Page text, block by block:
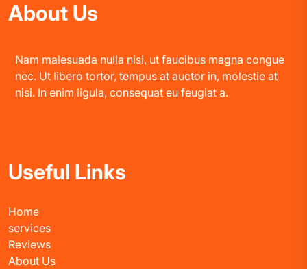
About Us
Nam malesuada nulla nisi, ut faucibus magna congue
nec. Ut libero tortor, tempus at auctor in, molestie at
nisi. In enim ligula, consequat eu feugiat a.
Useful Links
Home
services
Reviews
About Us